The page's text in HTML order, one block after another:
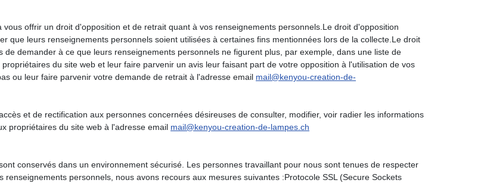
offrir un droit d'opposition et de retrait quant à vos renseignements personnels.Le droit d'opposition
que leurs renseignements personnels soient utilisées à certaines fins mentionnées lors de la collecte.Le droit
demander à ce que leurs renseignements personnels ne figurent plus, par exemple, dans une liste de
du site web et leur faire parvenir un avis leur faisant part de votre opposition à l'utilisation de vos
ou leur faire parvenir votre demande de retrait à l'adresse email mail@kenyou-creation-de-
et de rectification aux personnes concernées désireuses de consulter, modifier, voir radier les informations
propriétaires du site web à l'adresse email mail@kenyou-creation-de-lampes.ch
conservés dans un environnement sécurisé. Les personnes travaillant pour nous sont tenues de respecter
personnels, nous avons recours aux mesures suivantes :Protocole SSL (Secure Sockets